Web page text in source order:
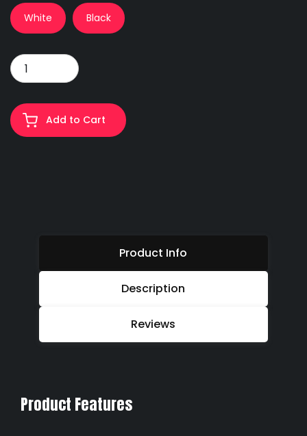
White Black
Product Info
Description
Reviews
Product Features